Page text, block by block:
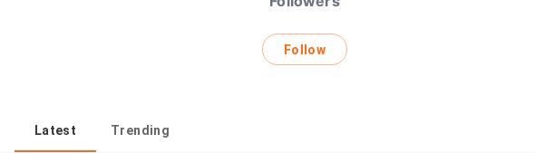
Follow
Latest Trending